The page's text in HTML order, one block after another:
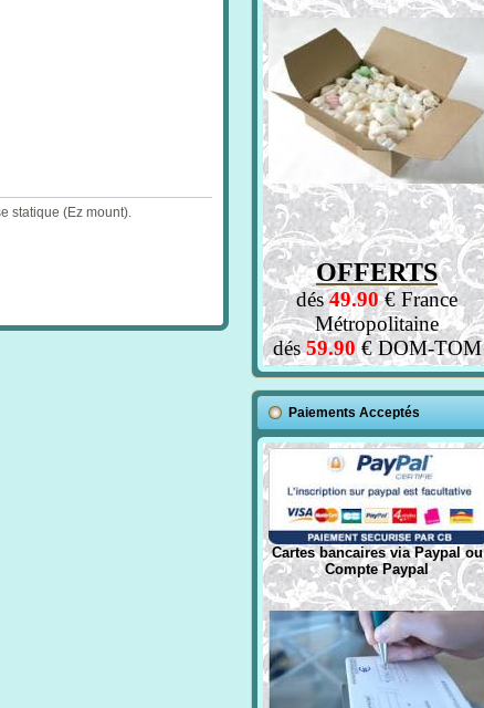
statique (Ez mount).
OFFERTS
dés49.90€ France
Métropolitaine
dés59.90€ DOM-TOM
Paiements Acceptés
Cartes bancaires via Paypal ou
Compte Paypal